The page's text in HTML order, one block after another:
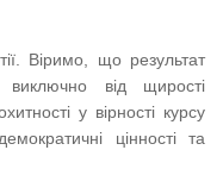
Віримо, що результат
виключно від щирості
у вірності курсу
цінності та